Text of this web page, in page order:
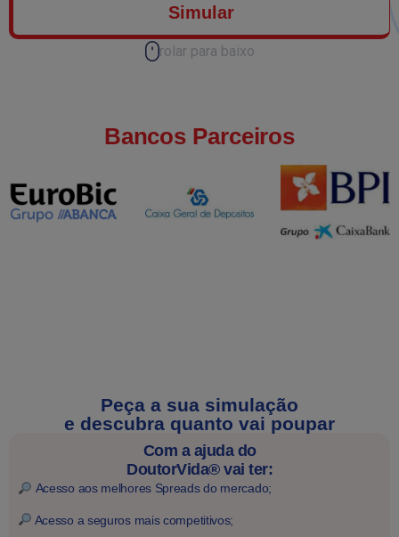
Simular
rolar para baixo
Bancos Parceiros
Peça a sua simulação
e descubra quanto vai poupar
Com a ajuda do
DoutorVida®vai ter:
Acesso aos melhores Spreads do mercado;
Acesso a seguros mais competitivos;